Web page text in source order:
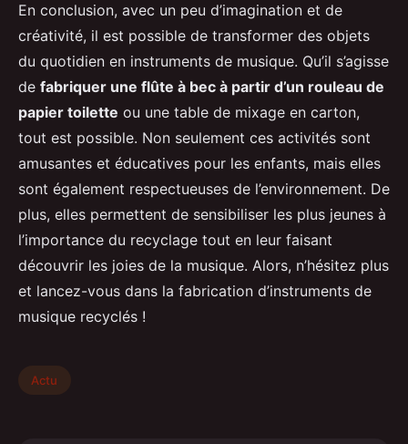
En conclusion, avec un peu d’imagination et de
créativité, il est possible de transformer des objets
du quotidien en instruments de musique. Qu’il s’agisse
de fabriquer une flûte à bec à partir d’un rouleau de
papier toilette ou une table de mixage en carton,
tout est possible. Non seulement ces activités sont
amusantes et éducatives pour les enfants, mais elles
sont également respectueuses de l’environnement. De
plus, elles permettent de sensibiliser les plus jeunes à
l’importance du recyclage tout en leur faisant
découvrir les joies de la musique. Alors, n’hésitez plus
et lancez-vous dans la fabrication d’instruments de
musique recyclés !
Actu